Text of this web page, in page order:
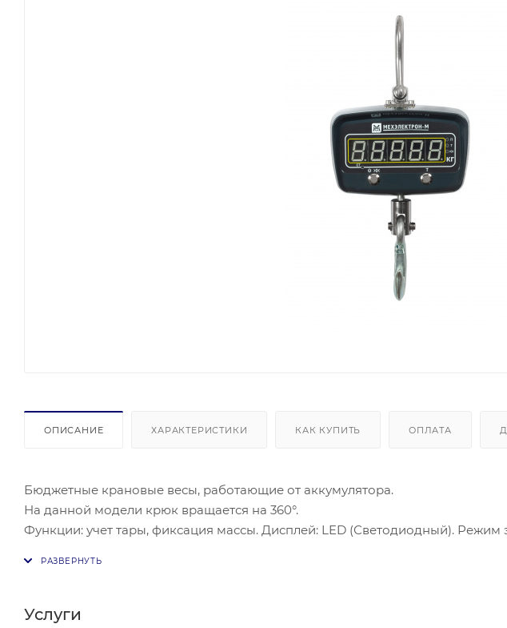
ОПИСАНИЕ ХАРАКТЕРИСТИКИ КАК КУПИТЬ ОПЛАТА
Бюджетные крановые весы, работающие от аккумулятора.
На данной модели крюк вращается на 360°.
Функции: учет тары, фиксация массы. Дисплей: LED (Светодиодный). Режим
Услуги